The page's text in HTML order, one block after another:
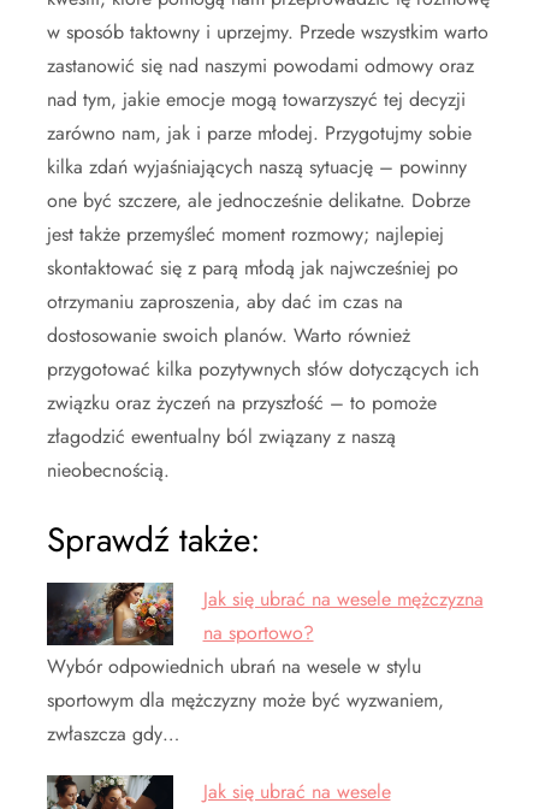
w sposób taktowny i uprzejmy. Przede wszystkim warto
zastanowić się nad naszymi powodami odmowy oraz
nad tym, jakie emocje mogą towarzyszyć tej decyzji
zarówno nam, jak i parze młodej. Przygotujmy sobie
kilka zdań wyjaśniających naszą sytuację – powinny
one być szczere, ale jednocześnie delikatne. Dobrze
jest także przemyśleć moment rozmowy; najlepiej
skontaktować się z parą młodą jak najwcześniej po
otrzymaniu zaproszenia, aby dać im czas na
dostosowanie swoich planów. Warto również
przygotować kilka pozytywnych słów dotyczących ich
związku oraz życzeń na przyszłość – to pomoże
złagodzić ewentualny ból związany z naszą
nieobecnością.
Sprawdź także:
Jak się ubrać na wesele mężczyzna
na sportowo?
Wybór odpowiednich ubrań na wesele w stylu
sportowym dla mężczyzny może być wyzwaniem,
zwłaszcza gdy…
Jak się ubrać na wesele